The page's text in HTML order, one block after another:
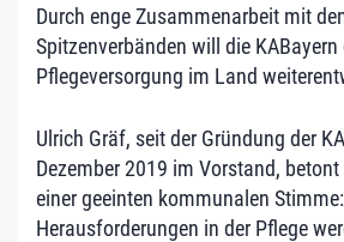
Durch enge Zusammenarbeit mit
Spitzenverbänden will die KABayern
Pflegeversorgung im Land
Ulrich Gräf, seit der Gründung der
Dezember 2019 im Vorstand,
einer geeinten kommunalen Stimme:
Herausforderungen in der Pflege